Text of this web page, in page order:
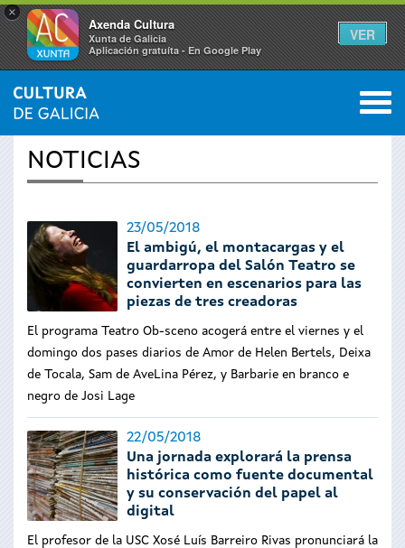
×
Axenda Cultura
Xunta de Galicia
Aplicación gratuíta - En Google Play
VER
Se
encuentra
usted
aquí
INICIO › ACTUALIDAD 0
NOTICIAS
23/05/2018
El ambigú, el montacargas y el
guardarropa del Salón Teatro se
convierten en escenarios para las
piezas de tres creadoras
El programa Teatro Ob-sceno acogerá entre el viernes y el
domingo dos pases diarios de Amor de Helen Bertels, Deixa
de Tocala, Sam de AveLina Pérez, y Barbarie en branco e
negro de Josi Lage
22/05/2018
Una jornada explorará la prensa
histórica como fuente documental
y su conservación del papel al
digital
El profesor de la USC Xosé Luís Barreiro Rivas pronunciará la